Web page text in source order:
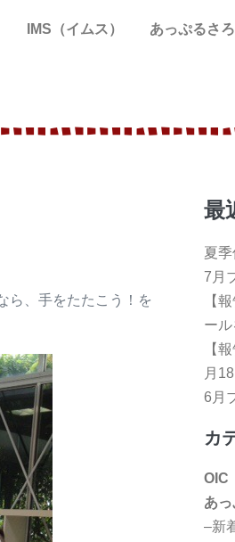
IMS（イムス） あっぷるさ
ら、手をたたこう！を
最
夏
7月
【
ー
【
月
6月
カ
OIC
あ
–新